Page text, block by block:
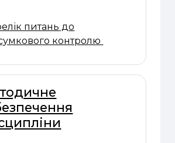
питань до
контролю